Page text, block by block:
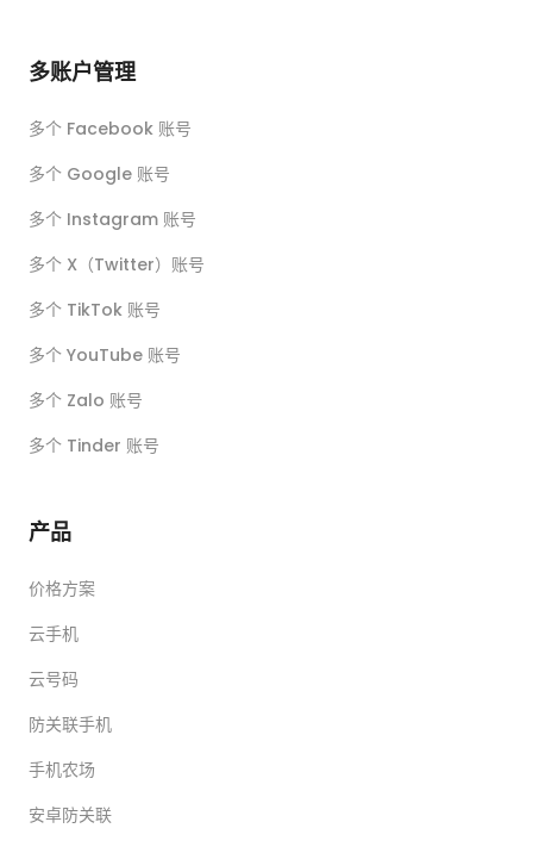
多账户管理
多个 Facebook 账号
多个 Google 账号
多个 Instagram 账号
多个 X（Twitter）账号
多个 TikTok 账号
多个 YouTube 账号
多个 Zalo 账号
多个 Tinder 账号
产品
价格方案
云手机
云号码
防关联手机
手机农场
安卓防关联